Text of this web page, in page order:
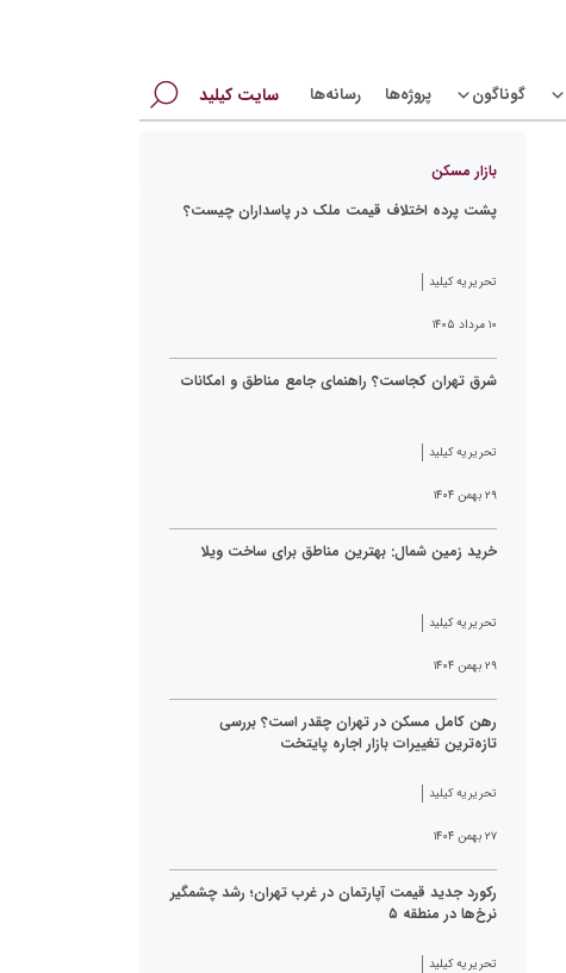
برای:
گوناگون پروژه‌ها رسانه‌ها سایت کیلید
بازار مسکن
پشت پرده اختلاف قیمت ملک در پاسداران چیست؟
تحریریه کیلید
۱۰ مرداد ۱۴۰۵
شرق تهران کجاست؟ راهنمای جامع مناطق و امکانات
تحریریه کیلید
۲۹ بهمن ۱۴۰۴
خرید زمین شمال: بهترین مناطق برای ساخت ویلا
تحریریه کیلید
۲۹ بهمن ۱۴۰۴
رهن کامل مسکن در تهران چقدر است؟ بررسی
تازه‌ترین تغییرات بازار اجاره پایتخت
تحریریه کیلید
۲۷ بهمن ۱۴۰۴
رکورد جدید قیمت آپارتمان در غرب تهران؛ رشد چشمگیر
نرخ‌ها در منطقه ۵
تحریریه کیلید